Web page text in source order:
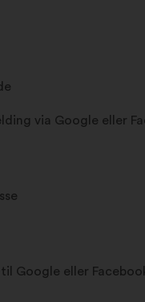
via Google eller
Google eller